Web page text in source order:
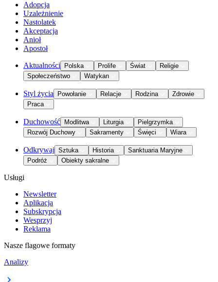
Adopcja
Uzależnienie
Nastolatek
Akceptacja
Anioł
Apostoł
Aktualności Polska Prolife Świat
Religie
Społeczeństwo
Watykan
Styl życia Powołanie Relacje Rodzina
Zdrowie
Praca
Duchowość Modlitwa Liturgia
Pielgrzymka
Rozwój Duchowy
Sakramenty Święci Wiara
Odkrywaj Sztuka Historia
Sanktuaria Maryjne
Podróż
Obiekty sakralne
Usługi
Newsletter
Aplikacja
Subskrypcja
Wesprzyj
Reklama
Nasze flagowe formaty
Analizy